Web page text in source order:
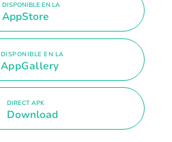
DISPONIBLE EN LA
AppStore
DISPONIBLE EN LA
AppGallery
DIRECT APK
Download